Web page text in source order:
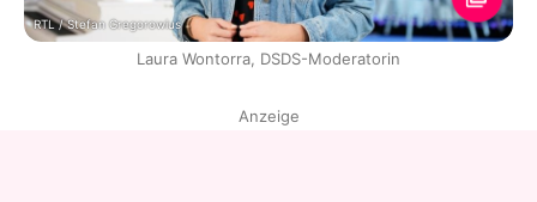
RTL / Stefan Gregorowius
Laura Wontorra, DSDS-Moderatorin
Anzeige